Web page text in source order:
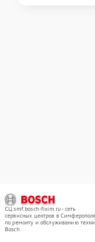
СЦ smf.bosch-fixim.ru - сеть
сервисных центров в
по ремонту и обслуживанию
Bosch